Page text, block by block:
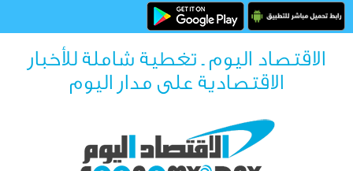
الاقتصاد اليوم ـ تغطية شاملة للأخبار
الاقتصادية على مدار اليوم